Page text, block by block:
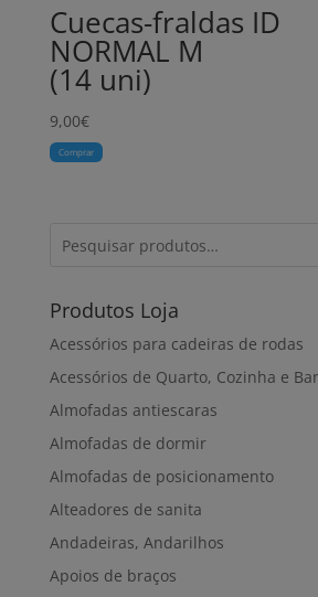
Cuecas-fraldas ID
NORMAL M
(14 uni)
9,00€
Comprar
Produtos Loja
Acessórios para cadeiras de rodas
Acessórios de Quarto, Cozinha e
Almofadas antiescaras
Almofadas de dormir
Almofadas de posicionamento
Alteadores de sanita
Andadeiras, Andarilhos
Apoios de braços